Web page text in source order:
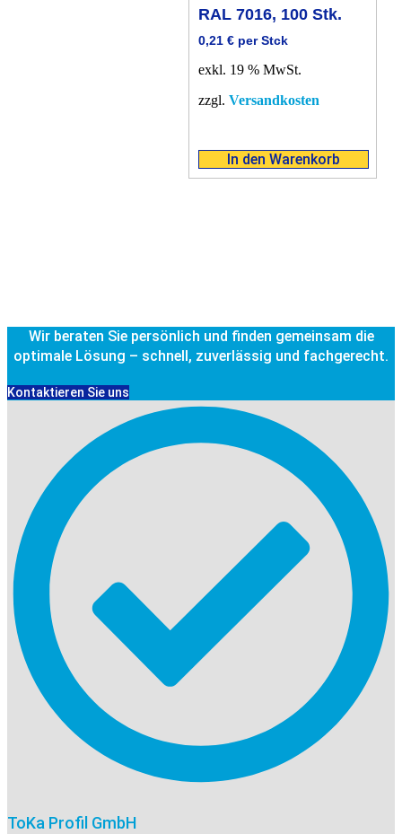
RAL 7016, 100 Stk.
0,21 € per Stck
exkl. 19 % MwSt.
zzgl. Versandkosten
In den Warenkorb
Wir beraten Sie persönlich und finden gemeinsam die
optimale Lösung – schnell, zuverlässig und fachgerecht.
Kontaktieren Sie uns
ToKa Profil GmbH